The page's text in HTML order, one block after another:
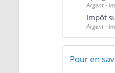
Argent -
Impôt
Argent -
Pour en